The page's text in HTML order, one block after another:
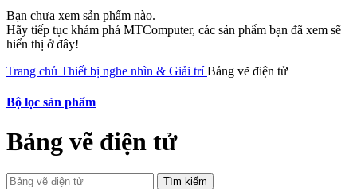
Bạn chưa xem sản phẩm nào.
Hãy tiếp tục khám phá MTComputer, các sản phẩm bạn đã xem sẽ
hiển thị ở đây!
Trang chủ Thiết bị nghe nhìn & Giải trí Bảng vẽ điện tử
Bộ lọc sản phẩm
Bảng vẽ điện tử
Tìm kiếm